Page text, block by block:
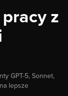
z
GPT-5, Sonnet,
lepsze